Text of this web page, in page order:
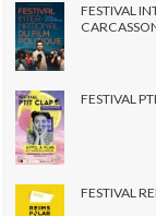
FESTIVAL
FESTIVAL
FESTIVAL